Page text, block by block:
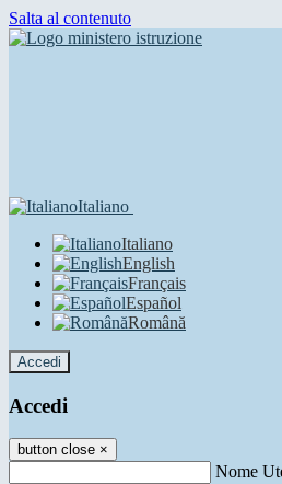
Salta al contenuto
Italiano
Italiano
English
Français
Español
Română
Accedi
Accedi
button close ×
Nome